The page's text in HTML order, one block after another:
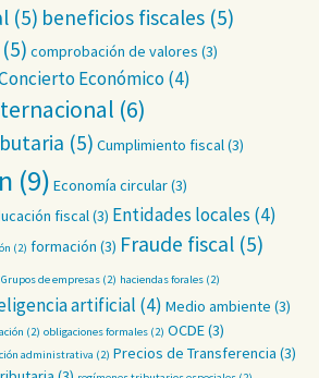
(5) beneficios fiscales (5)
(5) comprobación de valores (3)
Económico(4)
(6)
(5) Cumplimiento fiscal(3)
(9) Economía circular(3)
fiscal(3) Entidades locales (4)
(2) formación (3) Fraude fiscal (5)
Grupos de empresas (2) haciendas forales (2)
artificial (4) Medio ambiente (3)
(2) obligaciones formales (2) OCDE(3)
administrativa (2) Precios de Transferencia (3)